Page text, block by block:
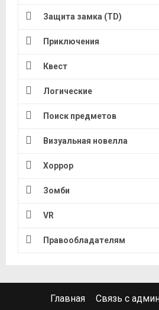
Защита замка (TD)
Приключения
Квест
Логические
Поиск предметов
Визуальная новелла
Хоррор
Зомби
VR
Правообладателям
Главная Связь с